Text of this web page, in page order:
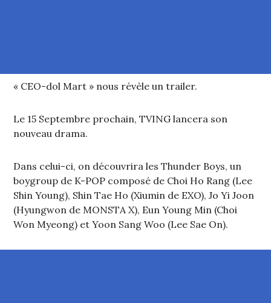
« CEO-dol Mart » nous révèle un trailer.
Le 15 Septembre prochain, TVING lancera son
nouveau drama.
Dans celui-ci, on découvrira les Thunder Boys, un
boygroup de K-POP composé de Choi Ho Rang (Lee
Shin Young), Shin Tae Ho (Xiumin de EXO), Jo Yi Joon
(Hyungwon de MONSTA X), Eun Young Min (Choi
Won Myeong) et Yoon Sang Woo (Lee Sae On).